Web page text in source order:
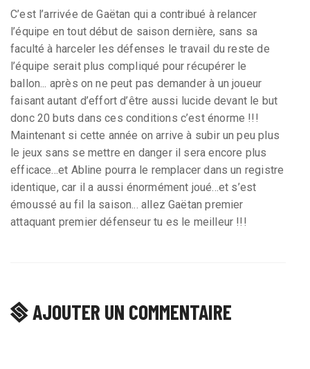
C’est l’arrivée de Gaëtan qui a contribué à relancer
l’équipe en tout début de saison dernière, sans sa
faculté à harceler les défenses le travail du reste de
l’équipe serait plus compliqué pour récupérer le
ballon... après on ne peut pas demander à un joueur
faisant autant d’effort d’être aussi lucide devant le but
donc 20 buts dans ces conditions c’est énorme !!!
Maintenant si cette année on arrive à subir un peu plus
le jeux sans se mettre en danger il sera encore plus
efficace...et Abline pourra le remplacer dans un registre
identique, car il a aussi énormément joué...et s’est
émoussé au fil la saison... allez Gaëtan premier
attaquant premier défenseur tu es le meilleur !!!
AJOUTER UN COMMENTAIRE